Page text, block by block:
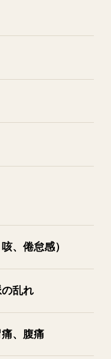
、​倦怠感）
乱れ
、​腹痛